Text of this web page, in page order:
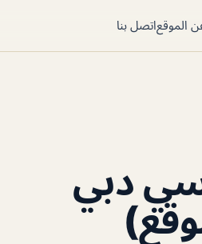
الموقعاتصل بنا
دبي